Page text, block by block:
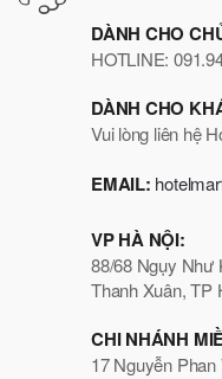
DÀNH CHO
HOTLINE:
DÀNH CHO
Vui lòng liên hệ
EMAIL:
VP HÀ NỘI:
88/68 Ngụy Như
Thanh Xuân, TP
CHI NHÁNH
17 Nguyễn